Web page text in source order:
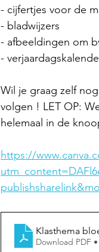
- cijfertjes voor de
- bladwijzers
- afbeeldingen om
-
Wil je graag zelf
volgen ! LET OP:
helemaal in de
https://
Klasthema
Download PDF